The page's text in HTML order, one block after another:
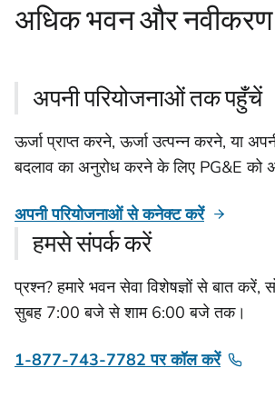
अधिक भवन और
अपनी परियोजनाओं तक पहुँचें
ऊर्जा प्राप्त करने, ऊर्जा उत्पन्न करने, या
बदलाव का अनुरोध करने के लिए PG&E को
अपनी परियोजनाओं से कनेक्ट करें
हमसे संपर्क करें
प्रश्न? हमारे भवन सेवा विशेषज्ञों से बात करें,
सुबह 7:00 बजे से शाम 6:00 बजे तक।
1-877-743-7782 पर कॉल करें